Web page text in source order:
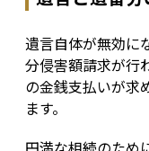
遺言自体が無効に
分侵害額請求が行
の金銭支払いが求
ます。